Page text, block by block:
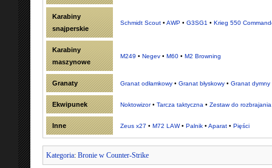
Karabiny
snajperskie
Schmidt Scout • AWP • G3SG1 • Krieg 550
Karabiny
maszynowe
M249 • Negev • M60 • M2 Browning
Granaty Granat odłamkowy • Granat błyskowy • Granat dymny
Ekwipunek Noktowizor• Tarcza taktyczna • Zestaw do rozbrajania
Inne Zeus x27 • M72 LAW• Palnik • Aparat • Pięści
Kategoria: Bronie w Counter-Strike